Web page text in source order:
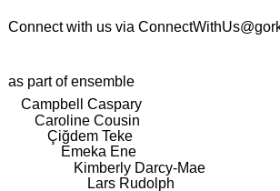
Connect with us via
as part of ensemble
Campbell Caspary
Caroline Cousin
Çiğdem Teke
Emeka Ene
Kimberly Darcy-Mae
Lars Rudolph